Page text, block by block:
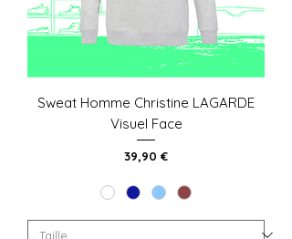
Sweat Homme Christine LAGARDE
Visuel Face
Prix
39,90 €